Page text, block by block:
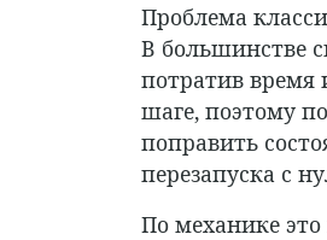
Проблема
В большинстве
потратив время
шаге, поэтому
поправить
перезапуска с
По механике